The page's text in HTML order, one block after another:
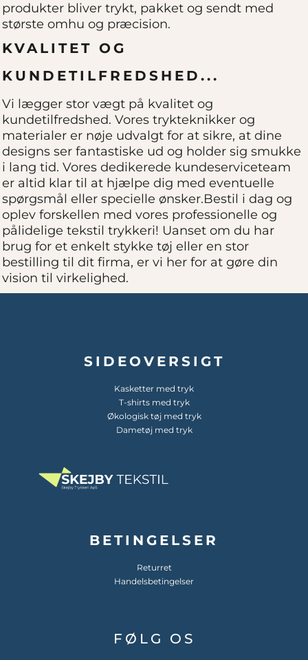
produkter bliver trykt, pakket og sendt med
største omhu og præcision.
KVALITET OG
KUNDETILFREDSHED...
Vi lægger stor vægt på kvalitet og
kundetilfredshed. Vores trykteknikker og
materialer er nøje udvalgt for at sikre, at dine
designs ser fantastiske ud og holder sig smukke
i lang tid. Vores dedikerede kundeserviceteam
er altid klar til at hjælpe dig med eventuelle
spørgsmål eller specielle ønsker.Bestil i dag og
oplev forskellen med vores professionelle og
pålidelige tekstil trykkeri! Uanset om du har
brug for et enkelt stykke tøj eller en stor
bestilling til dit firma, er vi her for at gøre din
vision til virkelighed.
SIDEOVERSIGT
Kasketter med tryk
T-shirts med tryk
Økologisk tøj med tryk
Dametøj med tryk
BETINGELSER
Returret
Handelsbetingelser
FØLG OS